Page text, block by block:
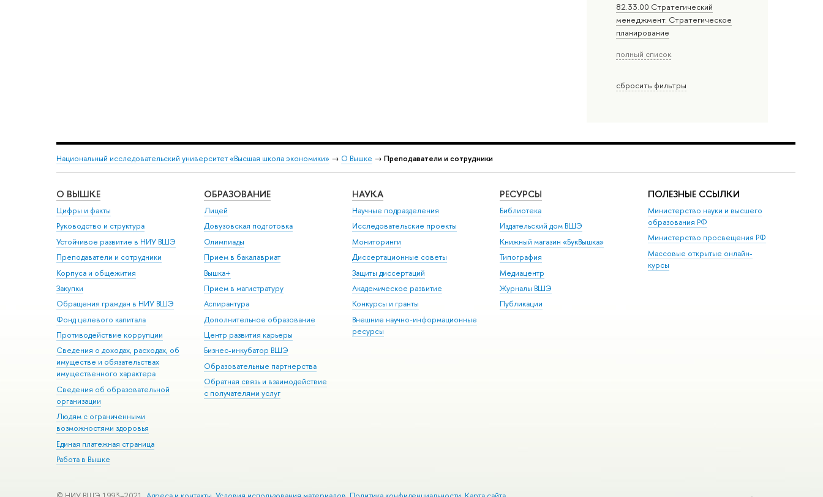
82.33.00 Стратегический
менеджмент. Стратегическое
планирование
полный список
сбросить фильтры
Национальный исследовательский университет «Высшая школа экономики» → О Вышке → Преподаватели и сотрудники
О ВЫШКЕ
Цифры и факты
Руководство и структура
Устойчивое развитие в НИУ ВШЭ
Преподаватели и сотрудники
Корпуса и общежития
Закупки
Обращения граждан в НИУ ВШЭ
Фонд целевого капитала
Противодействие коррупции
Сведения о доходах, расходах, об
имуществе и обязательствах
имущественного характера
Сведения об образовательной
организации
Людям с ограниченными
возможностями здоровья
Единая платежная страница
Работа в Вышке
ОБРАЗОВАНИЕ
Лицей
Довузовская подготовка
Олимпиады
Прием в бакалавриат
Вышка+
Прием в магистратуру
Аспирантура
Дополнительное образование
Центр развития карьеры
Бизнес-инкубатор ВШЭ
Образовательные партнерства
Обратная связь и взаимодействие
с получателями услуг
НАУКА
Научные подразделения
Исследовательские проекты
Мониторинги
Диссертационные советы
Защиты диссертаций
Академическое развитие
Конкурсы и гранты
Внешние научно-информационные
ресурсы
РЕСУРСЫ
Библиотека
Издательский дом ВШЭ
Книжный магазин «БукВышка»
Типография
Медиацентр
Журналы ВШЭ
Публикации
ПОЛЕЗНЫЕ ССЫЛКИ
Министерство науки и высшего
образования РФ
Министерство просвещения РФ
Массовые открытые онлайн-
курсы